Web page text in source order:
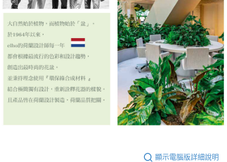
顯示電腦版詳細說明